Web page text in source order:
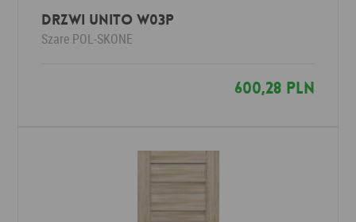
Drzwi UNITO W03P
Szare POL-SKONE
600,28 PLN